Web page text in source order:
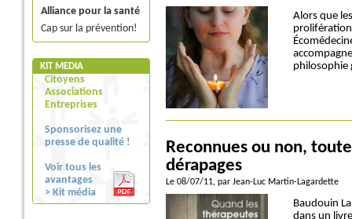
Alliance pour la santé
Cap sur la prévention!
KIT MEDIA
Citoyens
Associations
Entreprises
Sponsorisez une
presse de qualité !
Voir tous les
avantages
> Kit média
Alors que
prolifération
philosophie
Reconnues ou non,
dérapages
Le 08/07/11, par Jean-Luc Martin-Lagardette
Baudouin
dans un